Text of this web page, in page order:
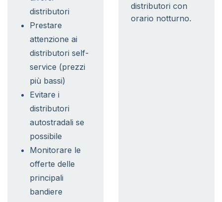
distributori
Prestare
attenzione ai
distributori self-
service (prezzi
più bassi)
Evitare i
distributori
autostradali se
possibile
Monitorare le
offerte delle
principali
bandiere
distributori con
orario notturno.